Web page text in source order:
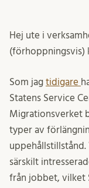
Hej ute i
(förhoppningsvis)
Som jag tidigare
Statens Service
Migrationsverket
typer av
särskilt
från jobbet, vilket